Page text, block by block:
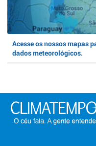
Acesse os nossos mapas
dados meteorológicos.